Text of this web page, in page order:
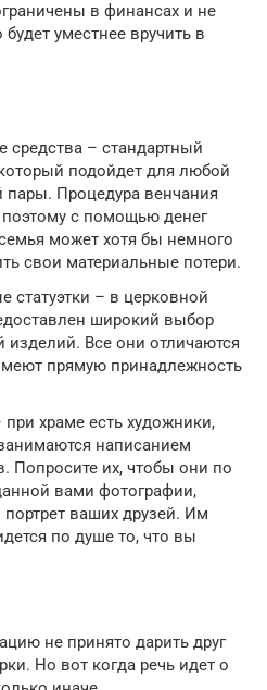
в финансах и не
уместнее вручить в
средства – стандартный
подойдет для любой
пары. Процедура венчания
поэтому с помощью денег
может хотя бы немного
свои материальные потери.
статуэтки – в церковной
широкий выбор
изделий. Все они отличаются
прямую принадлежность
при храме есть художники,
написанием
Попросите их, чтобы они по
вами фотографии,
портрет ваших друзей. Им
по душе то, что вы
не принято дарить друг
Но вот когда речь идет о